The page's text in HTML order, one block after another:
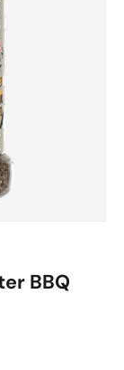
BBQ